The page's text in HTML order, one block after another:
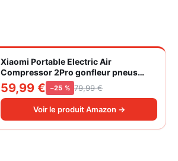
Xiaomi Portable Electric Air
Compressor 2Pro gonfleur pneus
voiture | ±1PSI Contrôle pression
pneus, 45s gonflage rapide, batterie
longue durée, avec éclairage, grand
cylindre à air 27 mm
59,99 € −25 % 79,99 €
Voir le produit Amazon →